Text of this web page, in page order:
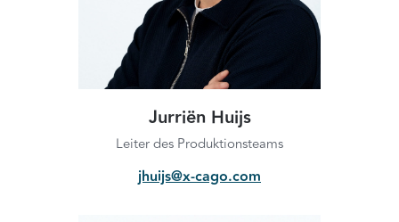
Jurriën Huijs
Leiter des Produktionsteams
jhuijs@x-cago.com